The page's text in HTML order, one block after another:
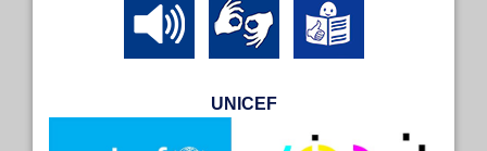
UNICEF